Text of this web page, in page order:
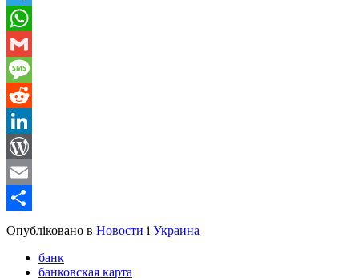
Telegram
WhatsApp
Gmail
Message
Reddit
LinkedIn
WordPress
Email
Share
Опубліковано в Новости і Украина
банк
банковская карта